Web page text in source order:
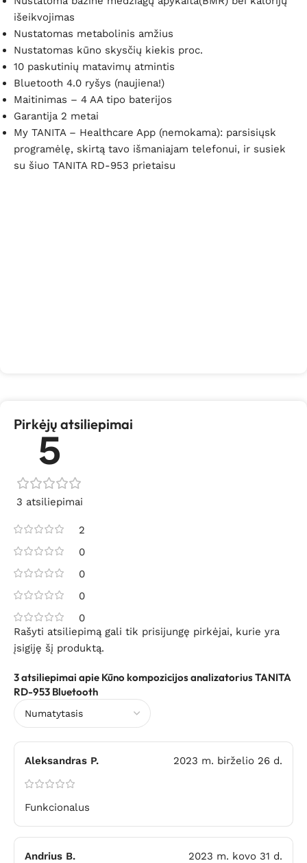
išeikvojimas
Nustatomas metabolinis amžius
Nustatomas kūno skysčių kiekis proc.
10 paskutinių matavimų atmintis
Bluetooth 4.0 ryšys (naujiena!)
Maitinimas – 4 AA tipo baterijos
Garantija 2 metai
My TANITA – Healthcare App (nemokama): parsisiųsk
programėlę, skirtą tavo išmaniajam telefonui, ir susiek
su šiuo TANITA RD-953 prietaisu
Pirkėjų atsiliepimai
5
3 atsiliepimai
2
0
0
0
0
3 atsiliepimai apie Kūno kompozicijos analizatorius TANITA
RD-953 Bluetooth
Aleksandras P. 2023 m. birželio 26 d.
Funkcionalus
Andrius B. 2023 m. kovo 31 d.
Rašyti atsiliepimą gali tik prisijungę pirkėjai, kurie yra
įsigiję šį produktą.